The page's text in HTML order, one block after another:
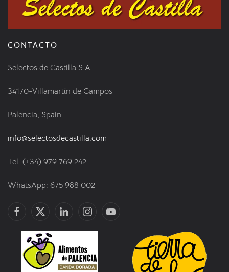
CONTACTO
Selectos de Castilla S.A
34170-Villamartín de Campos
Palencia, Spain
info@selectosdecastilla.com
Tel: (+34) 979 769 242
WhatsApp: 675 988 002